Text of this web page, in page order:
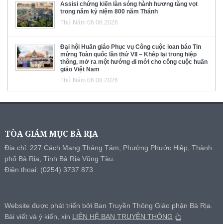
Assisi chứng kiến làn sóng hành hương tăng vọt
trong năm kỷ niệm 800 năm Thánh
Thứ Năm 06.08.2026
Đại hội Huấn giáo Phục vụ Công cuộc loan báo Tin
mừng Toàn quốc lần thứ VII – Khép lại trong hiệp
thông, mở ra một hướng đi mới cho công cuộc huấn
giáo Việt Nam
Thứ Năm 06.08.2026
TÒA GIÁM MỤC BÀ RỊA
Địa chỉ: 227 Cách Mạng Tháng Tám, Phường Phước Hiệp, Thành
phố Bà Rịa, Tỉnh Bà Rịa Vũng Tàu.
Điện thoại: (0254) 3737 873
Website được phát triển bởi Ban Truyền Thông Giáo phận Bà Rịa.
Bài viết và ý kiến, xin LIÊN HỆ BAN TRUYỀN THÔNG